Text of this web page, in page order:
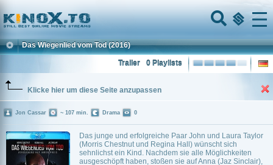
Home
Menu
Das Wiegenlied vom Tod (2016)
0 Playlists
Trailer
Klicke hier um diese Seite anzupassen
Das junge und erfolgreiche Paar John und Laura Taylor
(Morris Chestnut und Regina Hall) wünscht sich
sehnlichst ein Kind. Nachdem sie alle Möglichkeiten
ausgeschöpft haben, stoßen sie auf Anna (Jaz Sinclair),
Jon Cassar ~ 107 min. Drama 0